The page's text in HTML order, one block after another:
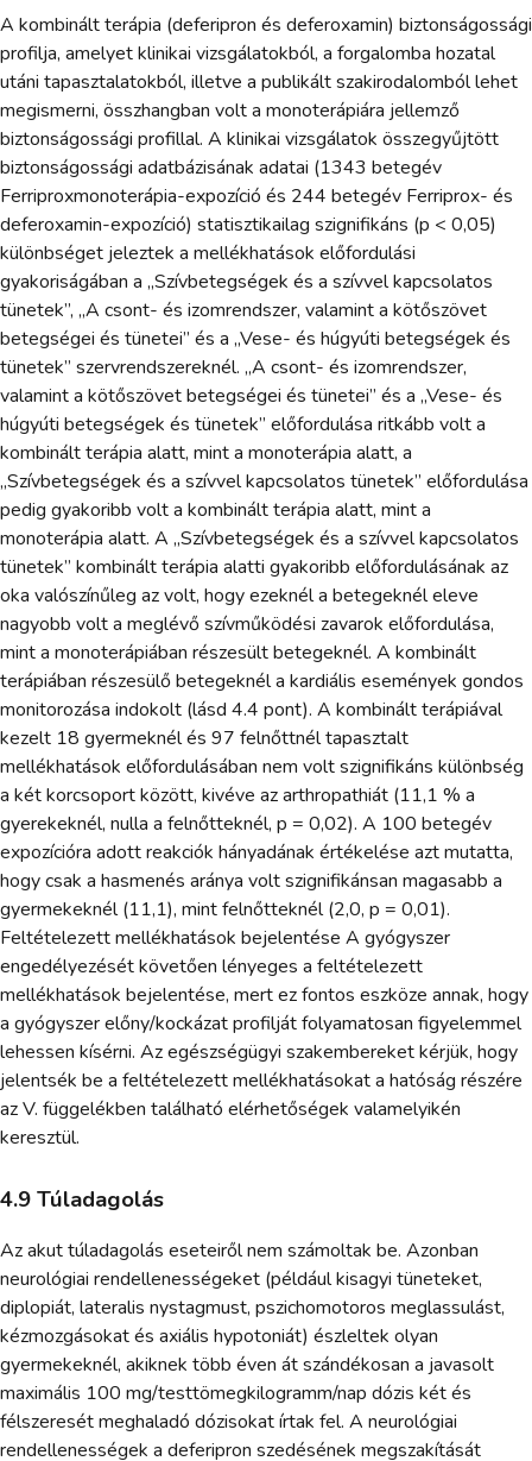
A kombinált terápia (deferipron és deferoxamin) biztonságossági
profilja, amelyet klinikai vizsgálatokból, a forgalomba hozatal
utáni tapasztalatokból, illetve a publikált szakirodalomból lehet
megismerni, összhangban volt a monoterápiára jellemző
biztonságossági profillal. A klinikai vizsgálatok összegyűjtött
biztonságossági adatbázisának adatai (1343 betegév
Ferriproxmonoterápia-expozíció és 244 betegév Ferriprox- és
deferoxamin-expozíció) statisztikailag szignifikáns (p < 0,05)
különbséget jeleztek a mellékhatások előfordulási
gyakoriságában a „Szívbetegségek és a szívvel kapcsolatos
tünetek”, „A csont- és izomrendszer, valamint a kötőszövet
betegségei és tünetei” és a „Vese- és húgyúti betegségek és
tünetek” szervrendszereknél. „A csont- és izomrendszer,
valamint a kötőszövet betegségei és tünetei” és a „Vese- és
húgyúti betegségek és tünetek” előfordulása ritkább volt a
kombinált terápia alatt, mint a monoterápia alatt, a
„Szívbetegségek és a szívvel kapcsolatos tünetek” előfordulása
pedig gyakoribb volt a kombinált terápia alatt, mint a
monoterápia alatt. A „Szívbetegségek és a szívvel kapcsolatos
tünetek” kombinált terápia alatti gyakoribb előfordulásának az
oka valószínűleg az volt, hogy ezeknél a betegeknél eleve
nagyobb volt a meglévő szívműködési zavarok előfordulása,
mint a monoterápiában részesült betegeknél. A kombinált
terápiában részesülő betegeknél a kardiális események gondos
monitorozása indokolt (lásd 4.4 pont). A kombinált terápiával
kezelt 18 gyermeknél és 97 felnőttnél tapasztalt
mellékhatások előfordulásában nem volt szignifikáns különbség
a két korcsoport között, kivéve az arthropathiát (11,1 % a
gyerekeknél, nulla a felnőtteknél, p = 0,02). A 100 betegév
expozícióra adott reakciók hányadának értékelése azt mutatta,
hogy csak a hasmenés aránya volt szignifikánsan magasabb a
gyermekeknél (11,1), mint felnőtteknél (2,0, p = 0,01).
Feltételezett mellékhatások bejelentése A gyógyszer
engedélyezését követően lényeges a feltételezett
mellékhatások bejelentése, mert ez fontos eszköze annak, hogy
a gyógyszer előny/kockázat profilját folyamatosan figyelemmel
lehessen kísérni. Az egészségügyi szakembereket kérjük, hogy
jelentsék be a feltételezett mellékhatásokat a hatóság részére
az V. függelékben található elérhetőségek valamelyikén
keresztül.
4.9 Túladagolás
Az akut túladagolás eseteiről nem számoltak be. Azonban
neurológiai rendellenességeket (például kisagyi tüneteket,
diplopiát, lateralis nystagmust, pszichomotoros meglassulást,
kézmozgásokat és axiális hypotoniát) észleltek olyan
gyermekeknél, akiknek több éven át szándékosan a javasolt
maximális 100 mg/testtömegkilogramm/nap dózis két és
félszeresét meghaladó dózisokat írtak fel. A neurológiai
rendellenességek a deferipron szedésének megszakítását